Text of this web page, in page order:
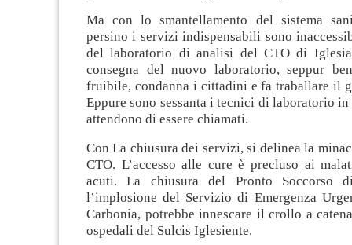
Ma con lo smantellamento del sistema
persino i servizi indispensabili sono
del laboratorio di analisi del CTO di
consegna del nuovo laboratorio, seppur
fruibile, condanna i cittadini e fa traballare il
Eppure sono sessanta i tecnici di laboratorio
attendono di essere chiamati.
Con La chiusura dei servizi, si delinea la
CTO. L’accesso alle cure è precluso ai
acuti. La chiusura del Pronto Soccorso
l’implosione del Servizio di Emergenza
Carbonia, potrebbe innescare il crollo a
ospedali del Sulcis Iglesiente.